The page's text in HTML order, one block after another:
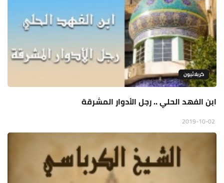
كربلائيون
ابن الفهد الحلي .. رجل الأدوار المشرقة